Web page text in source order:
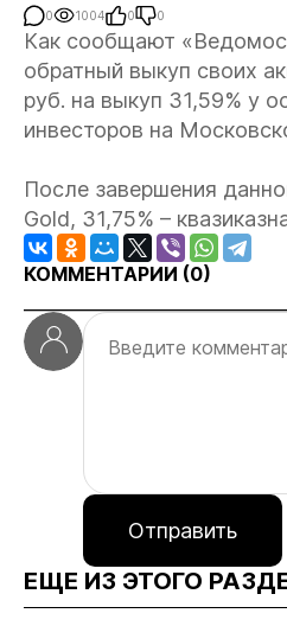
0 1004 0 0
Как сообщают
обратный выкуп своих
руб. на выкуп 31,59% у
инвесторов на
После завершения
Gold, 31,75% –
КОММЕНТАРИИ (0)
Отправить
ЕЩЕ ИЗ ЭТОГО